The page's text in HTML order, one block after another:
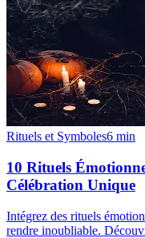
Rituels et Symboles6 min
10 Rituels
Célébration Unique
Intégrez des rituels
rendre inoubliable.